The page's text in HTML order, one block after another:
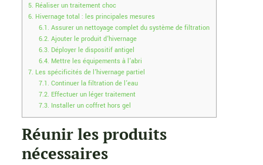
5. Réaliser un traitement choc
6. Hivernage total : les principales mesures
6.1. Assurer un nettoyage complet du système de filtration
6.2. Ajouter le produit d’hivernage
6.3. Déployer le dispositif antigel
6.4. Mettre les équipements à l’abri
7. Les spécificités de l’hivernage partiel
7.1. Continuer la filtration de l’eau
7.2. Effectuer un léger traitement
7.3. Installer un coffret hors gel
Réunir les produits
nécessaires